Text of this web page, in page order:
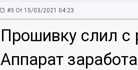
#3 От 15/03/2021 04:23
Прошивку слил с
Аппарат